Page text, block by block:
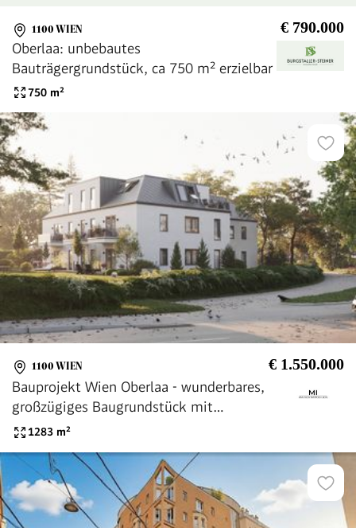
1100 WIEN € 790.000
Oberlaa: unbebautes
Bauträgergrundstück, ca 750 m² erzielbar
750 m²
1100 WIEN € 1.550.000
Bauprojekt Wien Oberlaa - wunderbares,
großzügiges Baugrundstück mit
Baubewilligung
1283 m²